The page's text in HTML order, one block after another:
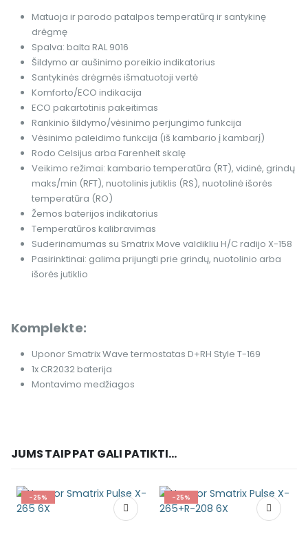
Matuoja ir parodo patalpos temperatūrą ir santykinę
drėgmę
Spalva: balta RAL 9016
Šildymo ar aušinimo poreikio indikatorius
Santykinės drėgmės išmatuotoji vertė
Komforto/ECO indikacija
ECO pakartotinis pakeitimas
Rankinio šildymo/vėsinimo perjungimo funkcija
Vėsinimo paleidimo funkcija (iš kambario į kambarį)
Rodo Celsijus arba Farenheit skalę
Veikimo režimai: kambario temperatūra (RT), vidinė, grindų
maks/min (RFT), nuotolinis jutiklis (RS), nuotolinė išorės
temperatūra (RO)
Žemos baterijos indikatorius
Temperatūros kalibravimas
Suderinamumas su Smatrix Move valdikliu H/C radijo X-158
Pasirinktinai: galima prijungti prie grindų, nuotolinio arba
išorės jutiklio
Komplekte:
Uponor Smatrix Wave termostatas D+RH Style T-169
1x CR2032 baterija
Montavimo medžiagos
JUMS TAIP PAT GALI PATIKTI...
-25% -25%